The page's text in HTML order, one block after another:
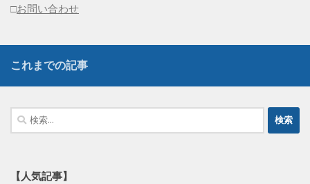
□お問い合わせ
これまでの記事
検
索:
【人気記事】